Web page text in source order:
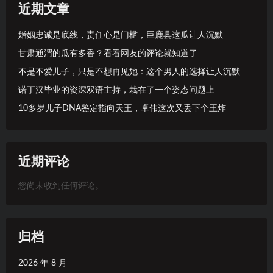
近期文章
婚姻忠诚是底线，责任心是门槛，巨鹿县这瓜让人沉默
甘肃通渭的瓜有多香？看看网友的评论就知道了
不是不爱儿子，只是不想再见她：这个男人的选择让人沉默
诺丁汉毕业的资深双语主持，栽在了一个姿态问题上
10多岁儿子DNA鉴定指向天王，卓伟这次又丢下个王炸
近期评论
您尚未收到任何评论。
归档
2026 年 8 月